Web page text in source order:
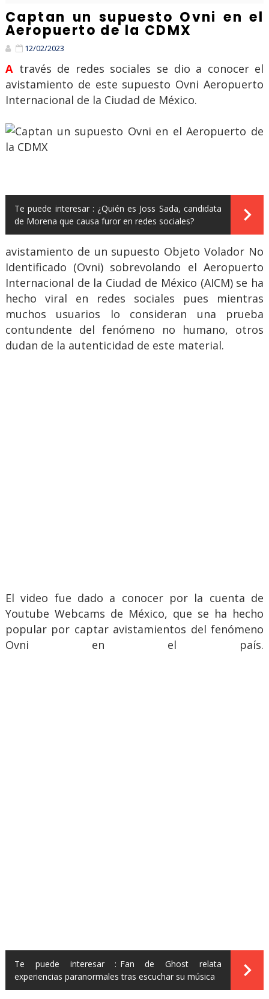
Captan un supuesto Ovni en el
Aeropuerto de la CDMX
12/02/2023
A través de redes sociales se dio a conocer el
avistamiento de este supuesto Ovni Aeropuerto
Internacional de la Ciudad de México.
Te puede interesar : ¿Quién es Joss Sada, candidata
de Morena que causa furor en redes sociales?
avistamiento de un supuesto Objeto Volador No
Identificado (Ovni) sobrevolando el Aeropuerto
Internacional de la Ciudad de México (AICM) se ha
hecho viral en redes sociales pues mientras
muchos usuarios lo consideran una prueba
contundente del fenómeno no humano, otros
dudan de la autenticidad de este material.
El video fue dado a conocer por la cuenta de
Youtube Webcams de México, que se ha hecho
popular por captar avistamientos del fenómeno
Ovni en el país.
Te puede interesar : Fan de Ghost relata
experiencias paranormales tras escuchar su música